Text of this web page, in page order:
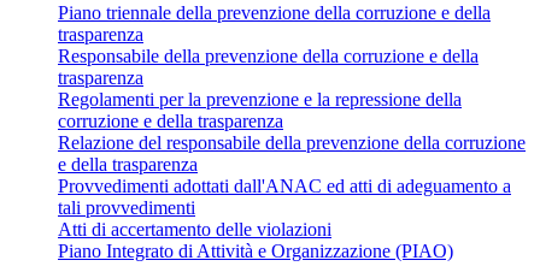
Piano triennale della prevenzione della corruzione e della
trasparenza
Responsabile della prevenzione della corruzione e della
trasparenza
Regolamenti per la prevenzione e la repressione della
corruzione e della trasparenza
Relazione del responsabile della prevenzione della corruzione
e della trasparenza
Provvedimenti adottati dall'ANAC ed atti di adeguamento a
tali provvedimenti
Atti di accertamento delle violazioni
Piano Integrato di Attività e Organizzazione (PIAO)